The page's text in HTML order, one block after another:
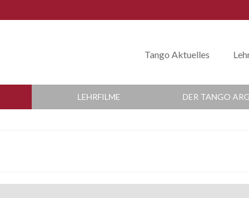
Tango Aktuelles
LEHRFILME DER TANGO